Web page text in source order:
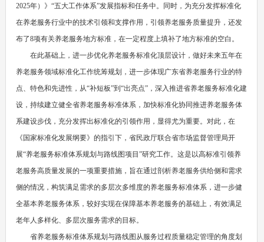
2025年）》“五大工作体系”发展指标和任务中。同时，为充分发挥标准化
在养老服务行业中的技术引领和支撑作用，引领养老服务质量提升，还发
布了8项有关养老服务地方标准，在一定程度上填补了地方标准的空白。
在此基础上，进一步优化养老服务标准化顶层设计，做好未来五年在
养老服务领域标准化工作统筹规划，进一步体现广东省养老服务行业的特
点、特色和先进性，从“补短板”到“出亮点”，深入推进省养老服务标准化建
设，持续建立健全省养老服务标准体系，加快标准化协同推进养老服务体
系建设步伐，充分发挥出标准化的引领作用，显得尤为重要。对此，在
《国家标准化发展纲要》的指引下，省民政厅联合省市场监督管理局开
展“养老服务标准体系规划与路线图项目”研究工作。这是以高标准引领养
老服务高质量发展的一项重要措施，旨在通过剖析养老服务供给侧和需求
侧的情况，构筑满足需求的多层次多维度的养老服务标准体系，进一步健
全基本养老服务体系，较好实现在保障基本养老服务的基础上，有效满足
老年人多样化、多层次服务需求的目标。
省养老服务标准体系规划与路线图从服务过程质量稳定管理的角度划